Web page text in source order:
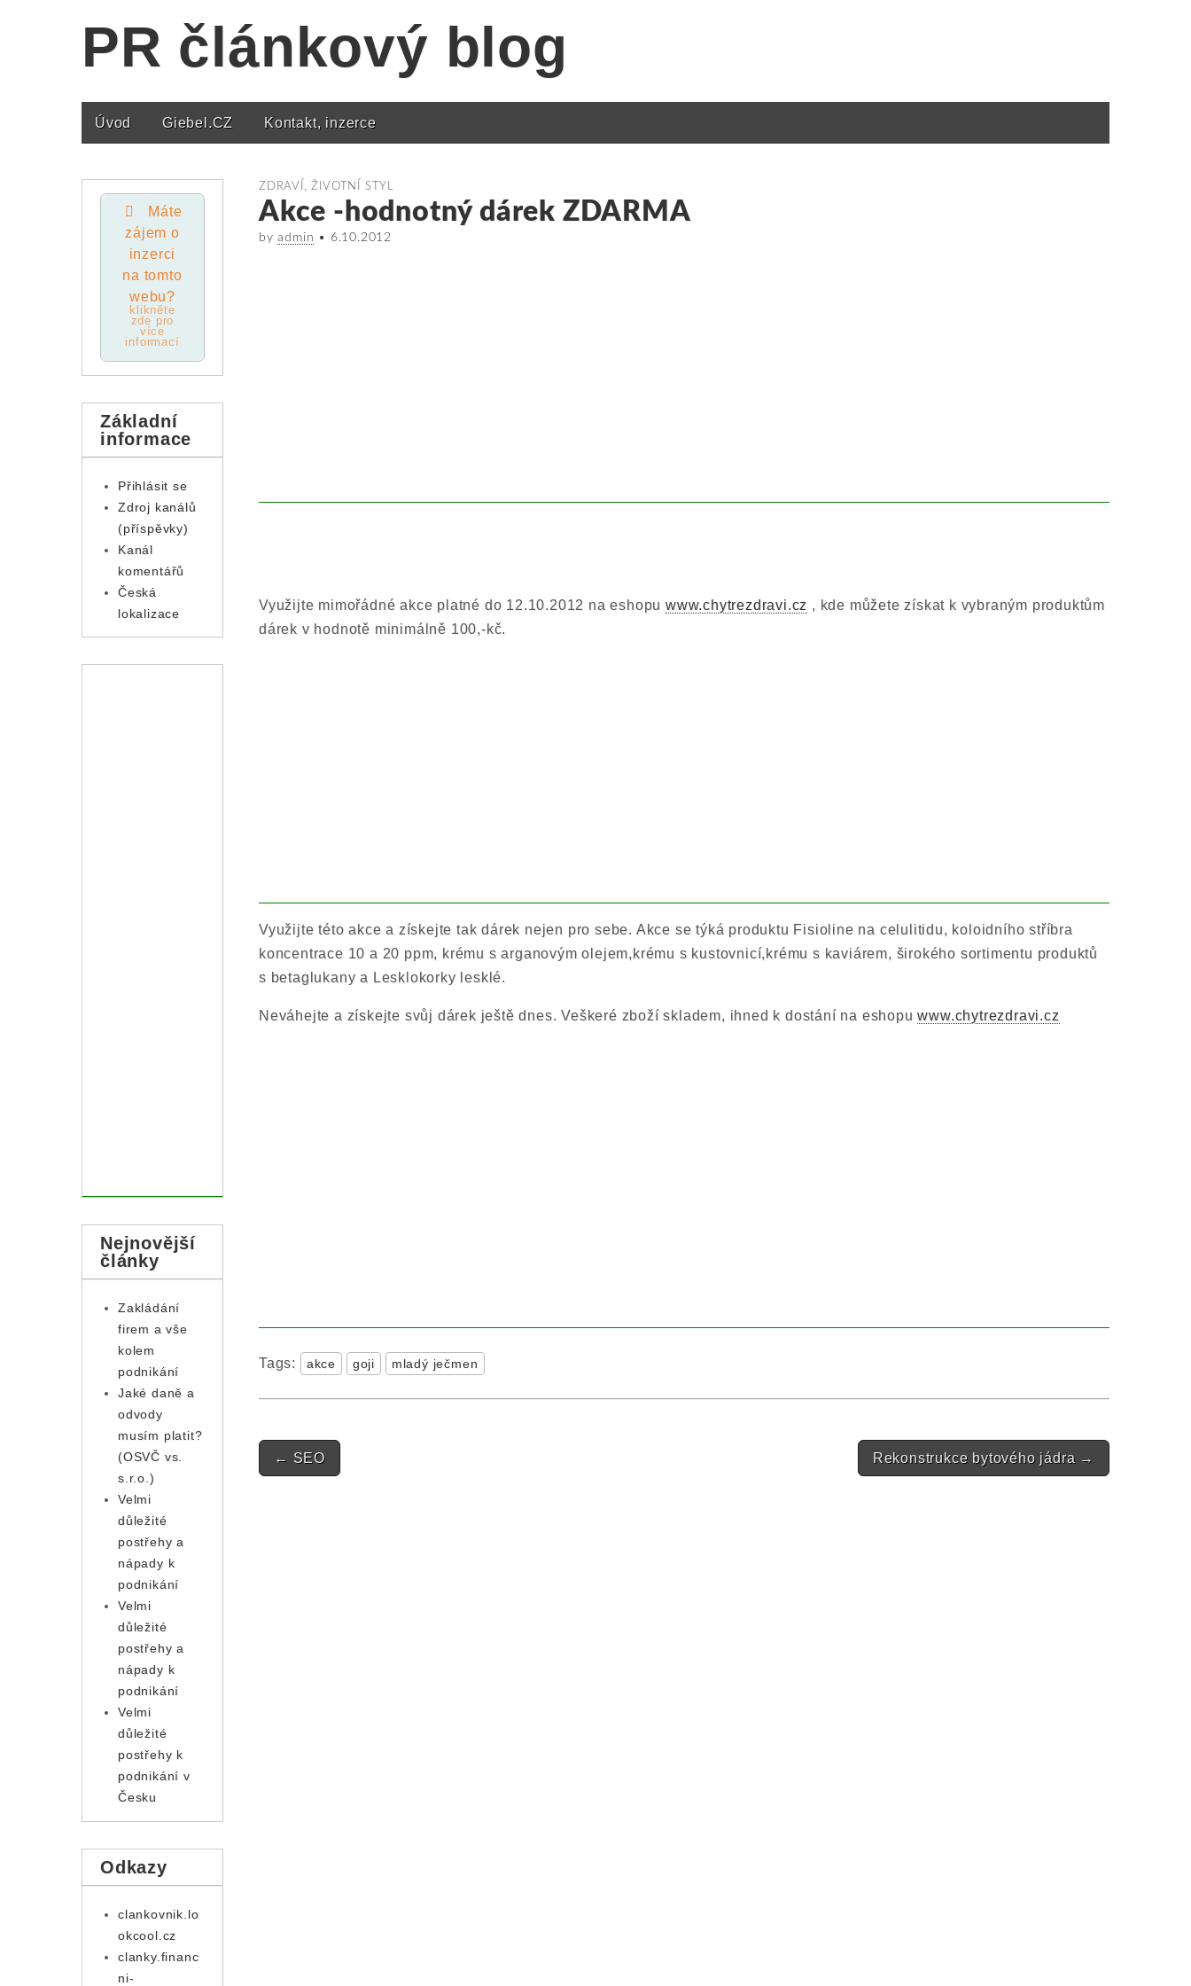
PR článkový blog
Main menu
Úvod Giebel.CZ Kontakt, inzerce
ZDRAVÍ, ŽIVOTNÍ STYL
Akce -hodnotný dárek ZDARMA
byadmin • 6.10.2012
Využijte mimořádné akce platné do 12.10.2012 na eshopuwww.chytrezdravi.cz , kde můžete získat k vybraným produktům
dárek v hodnotě minimálně 100,-kč.
Využijte této akce a získejte tak dárek nejen pro sebe. Akce se týká produktu Fisioline na celulitidu, koloidního stříbra
koncentrace 10 a 20 ppm, krému s arganovým olejem,krému s kustovnicí,krému s kaviárem, širokého sortimentu produktů
s betaglukany a Lesklokorky lesklé.
Neváhejte a získejte svůj dárek ještě dnes. Veškeré zboží skladem, ihned k dostání na eshopuwww.chytrezdravi.cz
Tags: akce goji mladý ječmen
Post navigation
← SEO Rekonstrukce bytového jádra →
Máte
zájem o
inzerci
na tomto
webu?
klikněte
zde pro
více
informací
Základní
informace
Přihlásit se
Zdroj kanálů
(příspěvky)
Kanál
komentářů
Česká
lokalizace
Nejnovější
články
Zakládání
firem a vše
kolem
podnikání
Jaké daně a
odvody
musím platit?
(OSVČ vs.
s.r.o.)
Velmi
důležité
postřehy a
nápady k
podnikání
Velmi
důležité
postřehy a
nápady k
podnikání
Velmi
důležité
postřehy k
podnikání v
Česku
Odkazy
clankovnik.lo
okcool.cz
clanky.financ
ni-